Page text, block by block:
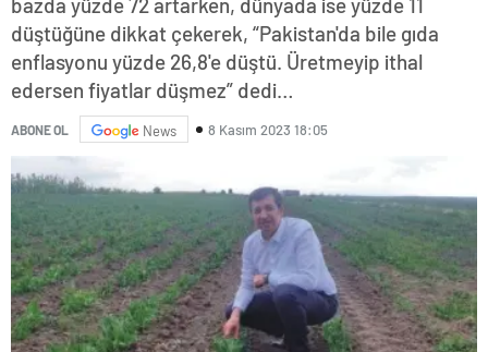
düştüğüne dikkat çekerek, “Pakistan'da bile gıda
enflasyonu yüzde 26,8'e düştü. Üretmeyip ithal
edersen fiyatlar düşmez” dedi…
ABONE OL News 8 Kasım 2023 18:05